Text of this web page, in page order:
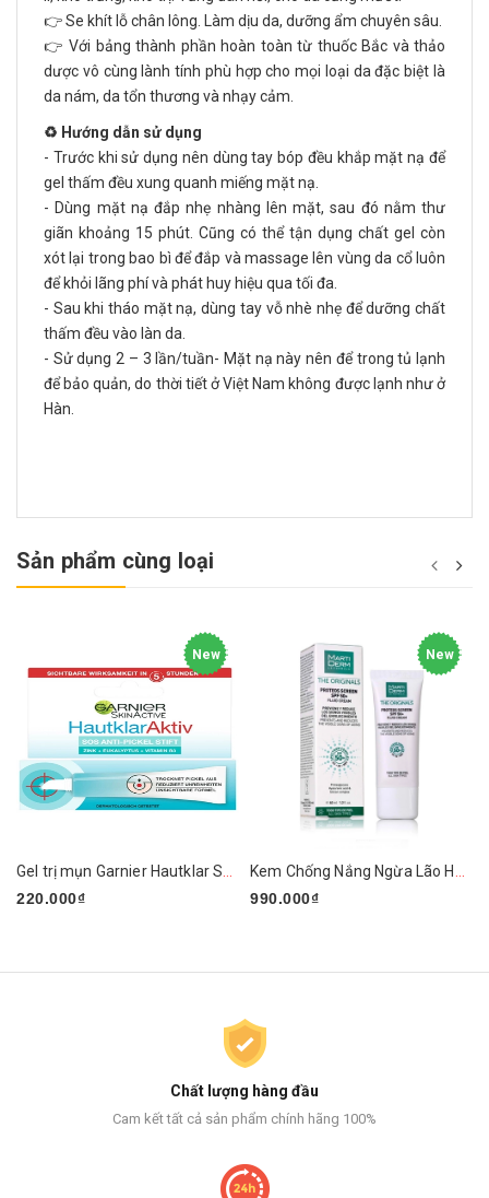
👉 Se khít lỗ chân lông. Làm dịu da, dưỡng ẩm chuyên sâu.
👉 Với bảng thành phần hoàn toàn từ thuốc Bắc và thảo
dược vô cùng lành tính phù hợp cho mọi loại da đặc biệt là
da nám, da tổn thương và nhạy cảm.
♻️ Hướng dẫn sử dụng
- Trước khi sử dụng nên dùng tay bóp đều khắp mặt nạ để
gel thấm đều xung quanh miếng mặt nạ.
- Dùng mặt nạ đắp nhẹ nhàng lên mặt, sau đó nằm thư
giãn khoảng 15 phút. Cũng có thể tận dụng chất gel còn
xót lại trong bao bì để đắp và massage lên vùng da cổ luôn
để khỏi lãng phí và phát huy hiệu qua tối đa.
- Sau khi tháo mặt nạ, dùng tay vỗ nhè nhẹ để dưỡng chất
thấm đều vào làn da.
- Sử dụng 2 – 3 lần/tuần- Mặt nạ này nên để trong tủ lạnh
để bảo quản, do thời tiết ở Việt Nam không được lạnh như ở
Hàn.
Sản phẩm cùng loại
New
220.000₫
New
990.000₫
Chất lượng hàng đầu
Cam kết tất cả sản phẩm chính hãng 100%